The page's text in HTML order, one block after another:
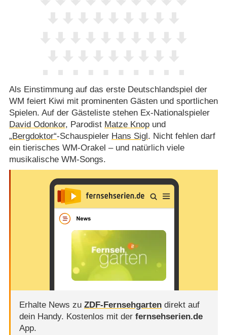
Als Einstimmung auf das erste Deutschlandspiel der
WM feiert Kiwi mit prominenten Gästen und sportlichen
Spielen. Auf der Gästeliste stehen Ex-Nationalspieler
David Odonkor, Parodist Matze Knopund
„Bergdoktor“-Schauspieler Hans Sigl . Nicht fehlen darf
ein tierisches WM-Orakel – und natürlich viele
musikalische WM-Songs.
Erhalte News zu ZDF-Fernsehgartendirekt auf
dein Handy. Kostenlos mit der fernsehserien.de
App.